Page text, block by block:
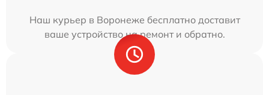
Наш курьер в Воронеже бесплатно доставит
ваше устройство на ремонт и обратно.